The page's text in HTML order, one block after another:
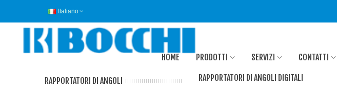
Italiano
HOME PRODOTTI SERVIZI CONTATTI
RAPPORTATORI DI ANGOLI RAPPORTATORI DI ANGOLI DIGITALI